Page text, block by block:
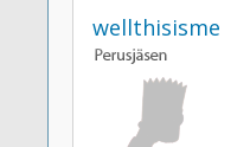
wellthisisme